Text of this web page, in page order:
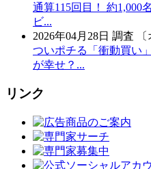
通算115回目！ 約1,000
ビ...
2026年04月28日 調査
ついポチる「衝動買い
が幸せ？...
リンク